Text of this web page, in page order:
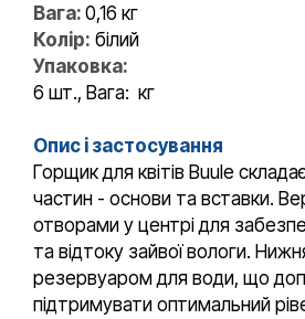
Вага: 0,16 кг
Колір: білий
Упаковка:
6 шт., Вага: кг
Опис і застосування
Горщик для квітів Buule
частин - основи та вставки.
отворами у центрі для
та відтоку зайвої вологи.
резервуаром для води, що
підтримувати оптимальний